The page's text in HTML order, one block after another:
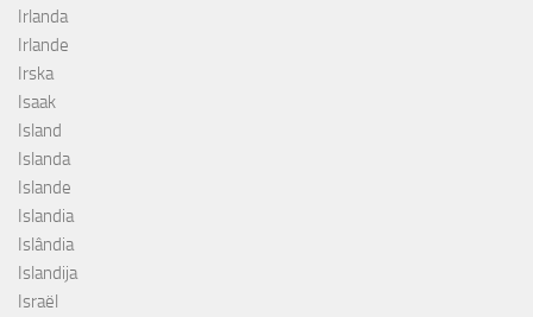
Irlanda
Irlande
Irska
Isaak
Island
Islanda
Islande
Islandia
Islândia
Islandija
Israël